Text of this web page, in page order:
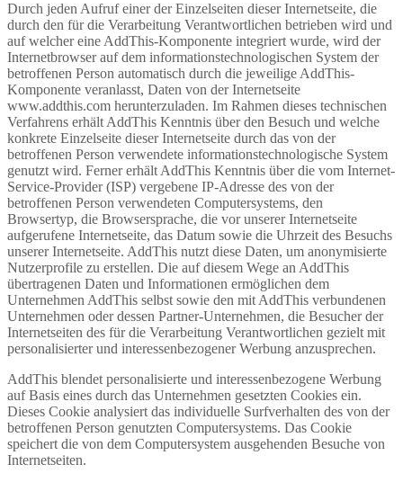
Durch jeden Aufruf einer der Einzelseiten dieser Internetseite, die
durch den für die Verarbeitung Verantwortlichen betrieben wird und
auf welcher eine AddThis-Komponente integriert wurde, wird der
Internetbrowser auf dem informationstechnologischen System der
betroffenen Person automatisch durch die jeweilige AddThis-
Komponente veranlasst, Daten von der Internetseite
www.addthis.com herunterzuladen. Im Rahmen dieses technischen
Verfahrens erhält AddThis Kenntnis über den Besuch und welche
konkrete Einzelseite dieser Internetseite durch das von der
betroffenen Person verwendete informationstechnologische System
genutzt wird. Ferner erhält AddThis Kenntnis über die vom Internet-
Service-Provider (ISP) vergebene IP-Adresse des von der
betroffenen Person verwendeten Computersystems, den
Browsertyp, die Browsersprache, die vor unserer Internetseite
aufgerufene Internetseite, das Datum sowie die Uhrzeit des Besuchs
unserer Internetseite. AddThis nutzt diese Daten, um anonymisierte
Nutzerprofile zu erstellen. Die auf diesem Wege an AddThis
übertragenen Daten und Informationen ermöglichen dem
Unternehmen AddThis selbst sowie den mit AddThis verbundenen
Unternehmen oder dessen Partner-Unternehmen, die Besucher der
Internetseiten des für die Verarbeitung Verantwortlichen gezielt mit
personalisierter und interessenbezogener Werbung anzusprechen.
AddThis blendet personalisierte und interessenbezogene Werbung
auf Basis eines durch das Unternehmen gesetzten Cookies ein.
Dieses Cookie analysiert das individuelle Surfverhalten des von der
betroffenen Person genutzten Computersystems. Das Cookie
speichert die von dem Computersystem ausgehenden Besuche von
Internetseiten.